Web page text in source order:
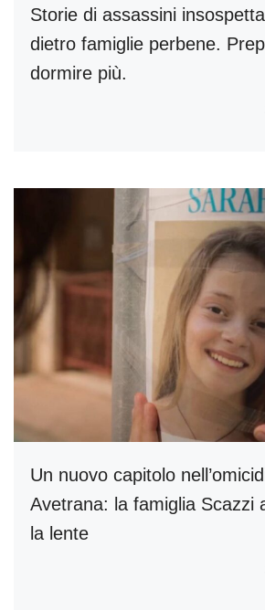
Storie di assassini
dietro famiglie perbene.
dormire più.
Un nuovo capitolo
Avetrana: la famiglia Scazzi
la lente